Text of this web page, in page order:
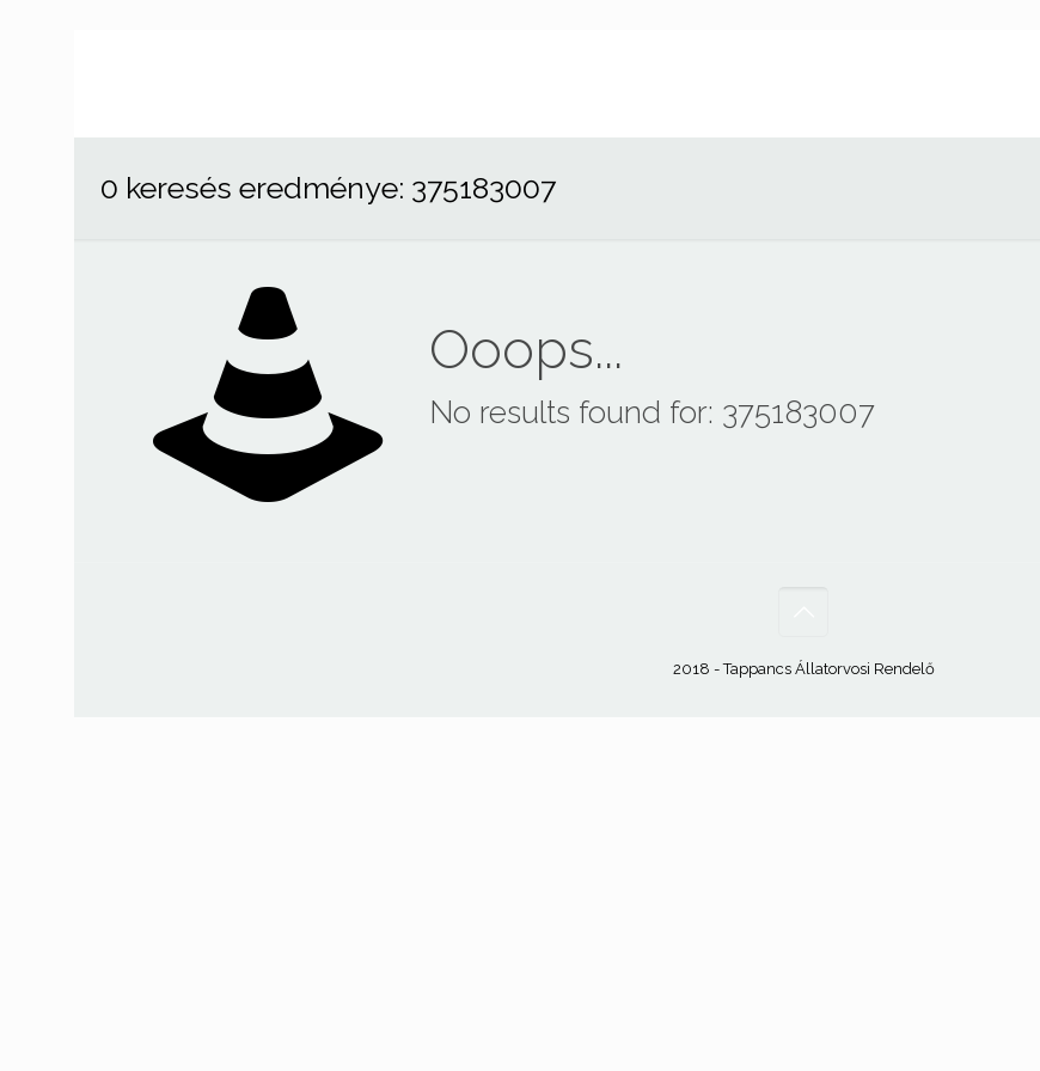
0 keresés eredménye: 375183007
Ooops...
No results found for: 375183007
2018 - Tappancs Állatorvosi Rendelő